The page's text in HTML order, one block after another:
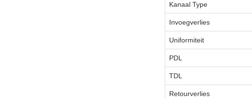
Kanaal Type
Invoegverlies
Uniformiteit
PDL
TDL
Retourverlies